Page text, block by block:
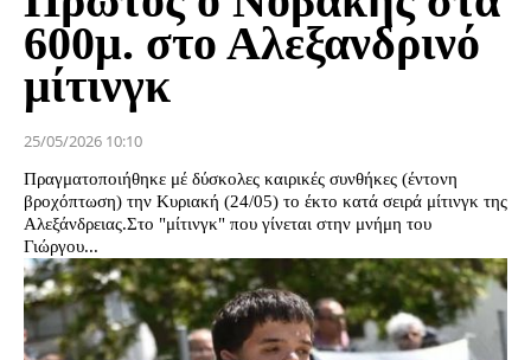
600μ. στο Αλεξανδρινό
μίτινγκ
25/05/2026 10:10
Πραγματοποιήθηκε μέ δύσκολες καιρικές συνθήκες (έντονη
βροχόπτωση) την Κυριακή (24/05) το έκτο κατά σειρά μίτινγκ της
Αλεξάνδρειας.Στο "μίτινγκ" που γίνεται στην μνήμη του
Γιώργου...